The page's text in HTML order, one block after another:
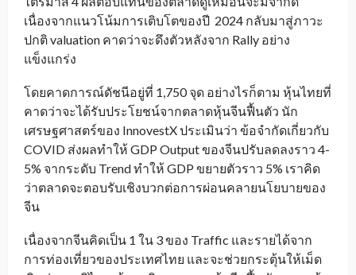
เนื่องจากแนวโน้มการเติบโตของปี 2024 กลับมาสู่ภาวะ
ปกติ valuation คาดว่าจะดึงตัวหลังจาก Rally อย่าง
แข็งแกร่ง
โดยคาดการณ์ดัชนีอยู่ที่ 1,750 จุด อย่างไรก็ตาม หุ้นไทยที่
คาดว่าจะได้รับประโยชน์จากตลาดหุ้นจีนฟื้นตัว นัก
เศรษฐศาสตร์ของ InnovestX ประเมินว่า ข้อจำกัดเกี่ยวกับ
COVID ส่งผลทำให้ GDP Output ของจีนปรับลดลงราว 4-
5% จากระดับ Trend ทำให้ GDP ขยายตัวราว 5% เราคิด
ว่าตลาดจะตอบรับเชิงบวกต่อการผ่อนคลายนโยบายของ
จีน
เนื่องจากจีนคิดเป็น 1 ใน 3 ของ Traffic และรายได้จาก
การท่องเที่ยวของประเทศไทย และจะช่วยกระตุ้นให้เม็ด